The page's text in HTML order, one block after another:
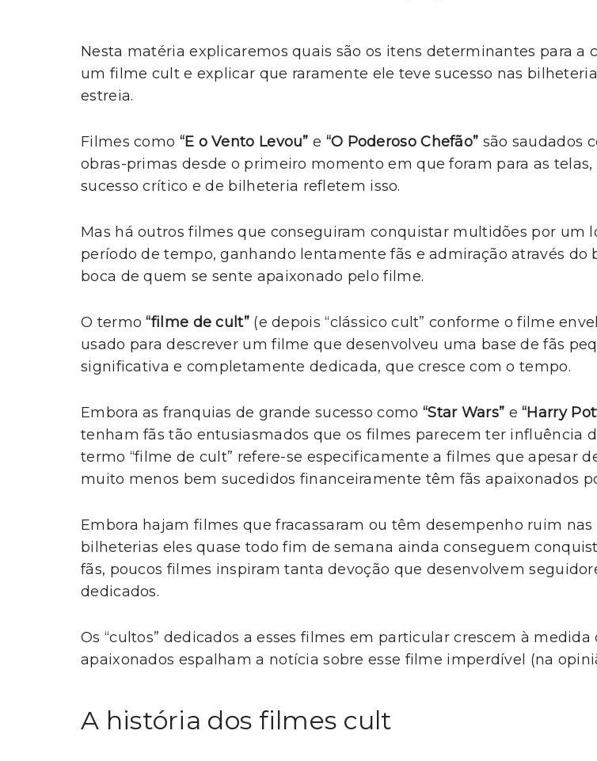
Nesta matéria explicaremos quais são os itens determinantes para a
um filme cult e explicar que raramente ele teve sucesso nas
estreia.
Filmes como “E o Vento Levou” e “O Poderoso Chefão” são saudados
obras-primas desde o primeiro momento em que foram para as telas,
sucesso crítico e de bilheteria refletem isso.
Mas há outros filmes que conseguiram conquistar multidões por um
período de tempo, ganhando lentamente fãs e admiração através do
boca de quem se sente apaixonado pelo filme.
O termo“filme de cult”(e depois “clássico cult” conforme o filme
usado para descrever um filme que desenvolveu uma base de fãs
significativa e completamente dedicada, que cresce com o tempo.
Embora as franquias de grande sucesso como “Star Wars” e“Harry
tenham fãs tão entusiasmados que os filmes parecem ter influência
termo “filme de cult” refere-se especificamente a filmes que apesar
muito menos bem sucedidos financeiramente têm fãs apaixonados
Embora hajam filmes que fracassaram ou têm desempenho ruim nas
bilheterias eles quase todo fim de semana ainda conseguem
fãs, poucos filmes inspiram tanta devoção que desenvolvem
dedicados.
Os “cultos” dedicados a esses filmes em particular crescem à medida
apaixonados espalham a notícia sobre esse filme imperdível (na
A história dos filmes cult